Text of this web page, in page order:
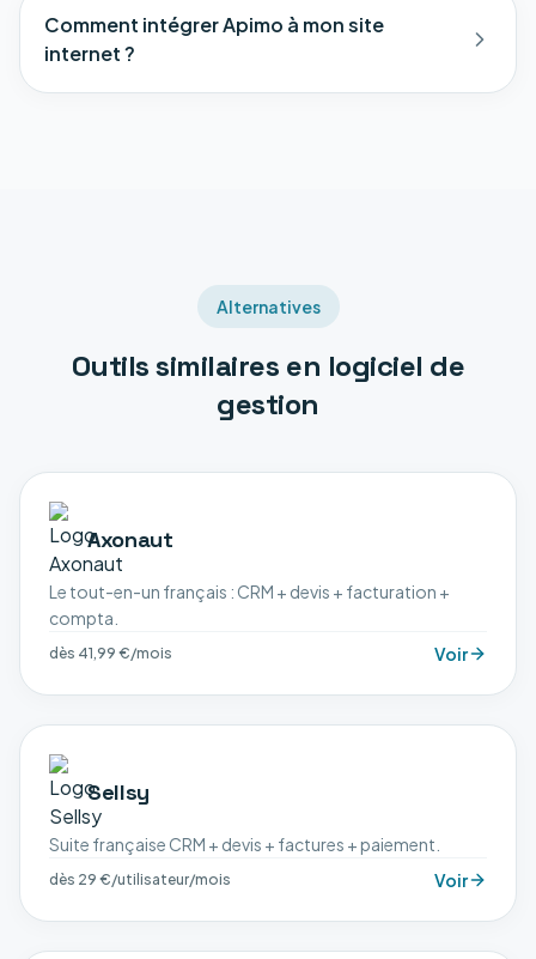
Comment intégrer Apimo à mon site
internet ?
Alternatives
Outils similaires en logiciel de
gestion
Axonaut
Le tout-en-un français : CRM + devis + facturation +
compta.
dès 41,99 €/mois Voir
Sellsy
Suite française CRM + devis + factures + paiement.
dès 29 €/utilisateur/mois Voir